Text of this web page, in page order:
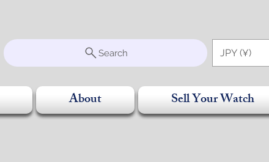
Search JPY (¥)
About Sell Your Watch